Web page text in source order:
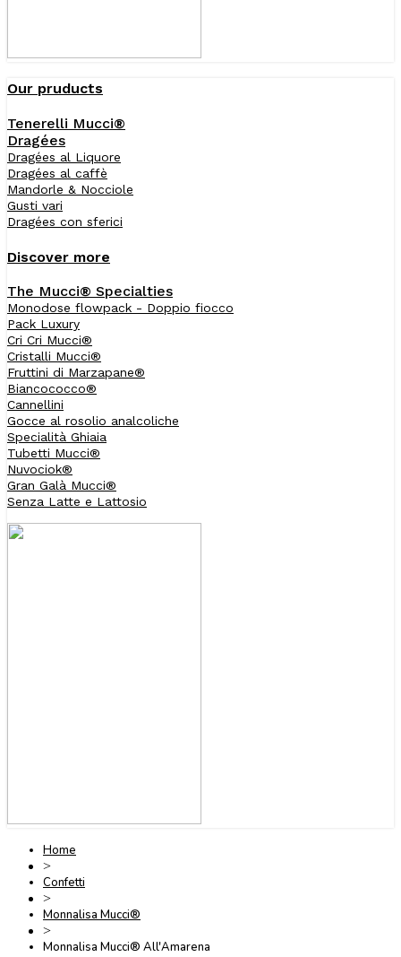
Our pruducts
Tenerelli Mucci®
Dragées
Dragées al Liquore
Dragées al caffè
Mandorle & Nocciole
Gusti vari
Dragées con sferici
Discover more
The Mucci® Specialties
Monodose flowpack - Doppio fiocco
Pack Luxury
Cri Cri Mucci®
Cristalli Mucci®
Fruttini di Marzapane®
Biancococco®
Cannellini
Gocce al rosolio analcoliche
Specialità Ghiaia
Tubetti Mucci®
Nuvociok®
Gran Galà Mucci®
Senza Latte e Lattosio
Home
>
Confetti
>
Monnalisa Mucci®
>
Monnalisa Mucci® All'Amarena